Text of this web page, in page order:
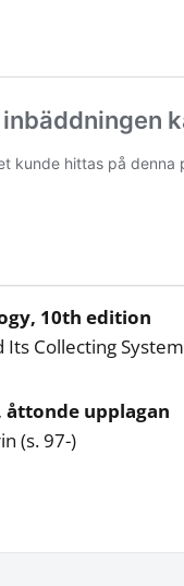
10th edition
Its Collecting System
åttonde upplagan
(s. 97-)